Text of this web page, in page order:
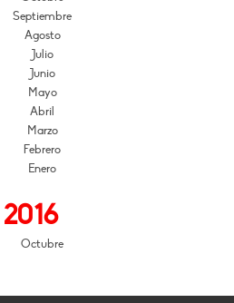
Septiembre
Agosto
Julio
Junio
Mayo
Abril
Marzo
Febrero
Enero
2016
Octubre